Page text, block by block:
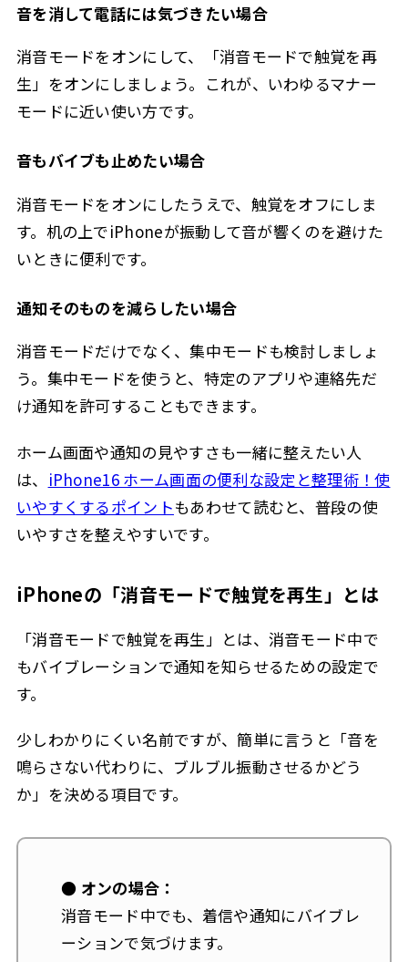
音を消して電話には気づきたい場合
消音モードをオンにして、「消音モードで触覚を再
生」をオンにしましょう。これが、いわゆるマナー
モードに近い使い方です。
音もバイブも止めたい場合
消音モードをオンにしたうえで、触覚をオフにしま
す。机の上でiPhoneが振動して音が響くのを避けた
いときに便利です。
通知そのものを減らしたい場合
消音モードだけでなく、集中モードも検討しましょ
う。集中モードを使うと、特定のアプリや連絡先だ
け通知を許可することもできます。
ホーム画面や通知の見やすさも一緒に整えたい人
は、 iPhone16 ホーム画面の便利な設定と整理術！使
いやすくするポイントもあわせて読むと、普段の使
いやすさを整えやすいです。
iPhoneの「消音モードで触覚を再生」とは
「消音モードで触覚を再生」とは、消音モード中で
もバイブレーションで通知を知らせるための設定で
す。
少しわかりにくい名前ですが、簡単に言うと「音を
鳴らさない代わりに、ブルブル振動させるかどう
か」を決める項目です。
● オンの場合：
消音モード中でも、着信や通知にバイブレ
ーションで気づけます。